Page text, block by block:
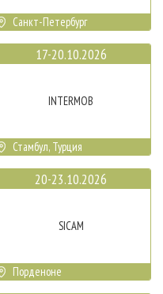
Санкт-Петербург
17-20.10.2026
INTERMOB
Стамбул, Турция
20-23.10.2026
SICAM
Порденоне